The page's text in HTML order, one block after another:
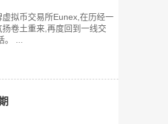
拟币交易所Eunex,在历经一
卷土重来,再度回到一线交
。 ...